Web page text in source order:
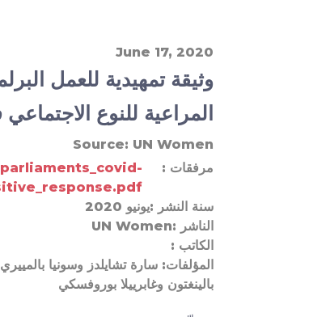
June 17, 2020
وثيقة تمهيدية للعمل
المراعية للنوع
Source: UN Women
مرفقات
الكاتب
المؤلفات: سارة تشايلدز وسونيا
بالينغتون وغابرييلا بوروفسكي
الناشر UN Women
سنة النشر يونيو 2020